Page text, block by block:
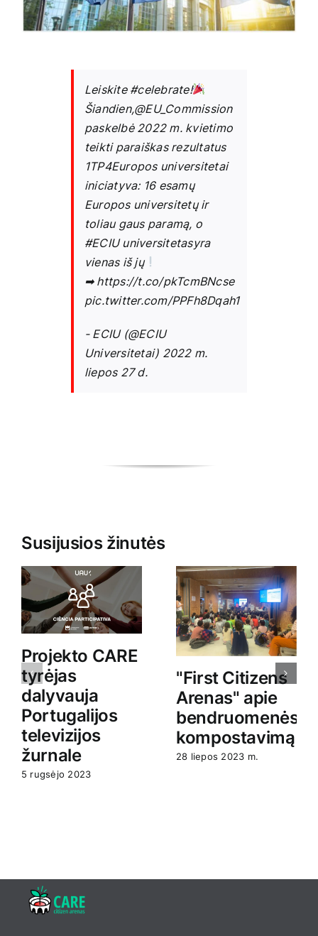
Leiskite #celebrate!
Šiandien,@EU_Commission
paskelbė 2022 m. kvietimo
teikti paraiškas rezultatus
1TP4Europos universitetai
iniciatyva: 16 esamų
Europos universitetų ir
toliau gaus paramą, o
#ECIU universitetasyra
vienas iš jų
➡ https://t.co/pkTcmBNcse
pic.twitter.com/PPFh8Dqah1
- ECIU (@ECIU
Universitetai) 2022 m.
liepos 27 d.
Susijusios žinutės
Projekto CARE
tyrėjas
dalyvauja
Portugalijos
televizijos
žurnale
5 rugsėjo 2023
"First Citizens
Arenas" apie
bendruomenės
kompostavimą
28 liepos 2023 m.